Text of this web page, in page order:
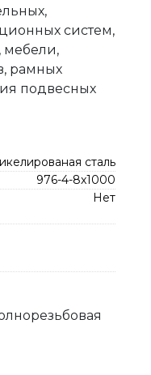
систем,
мебели,
рамных
подвесных
сталь
976-4-8x1000
Нет